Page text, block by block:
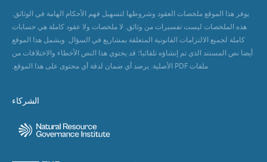
يوفر هذا الموقع ملخصات العقود وشروطها لتسهيل فهم الأحكام الهامة في الوثائق.
هذه الملخصات ليست تفسيرات من وثائق. لا ملخصات ولا عقود كاملة هي حسابات
كاملة لجميع الالتزامات القانونية المتعلقة بمشاريع في السؤال. ويشمل هذا الموقع
أيضا نص المستند الذي تم إنشاؤه تلقائيا؛ قد يحتوي هذا النص الأخطاء والاختلافات من
ملفات PDF الأصلية. يرصد أي ضمان لدقة أي محتوى على هذا الموقع.
الشركاء